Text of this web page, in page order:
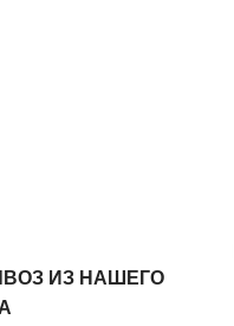
ИЗ НАШЕГО